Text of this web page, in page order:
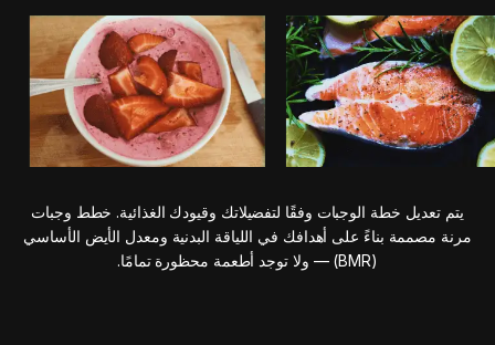
يتم تعديل خطة الوجبات وفقًا لتفضيلاتك وقيودك الغذائية. خطط وجبات
مرنة مصممة بناءً على أهدافك في اللياقة البدنية ومعدل الأيض الأساسي
(BMR) — ولا توجد أطعمة محظورة تمامًا.